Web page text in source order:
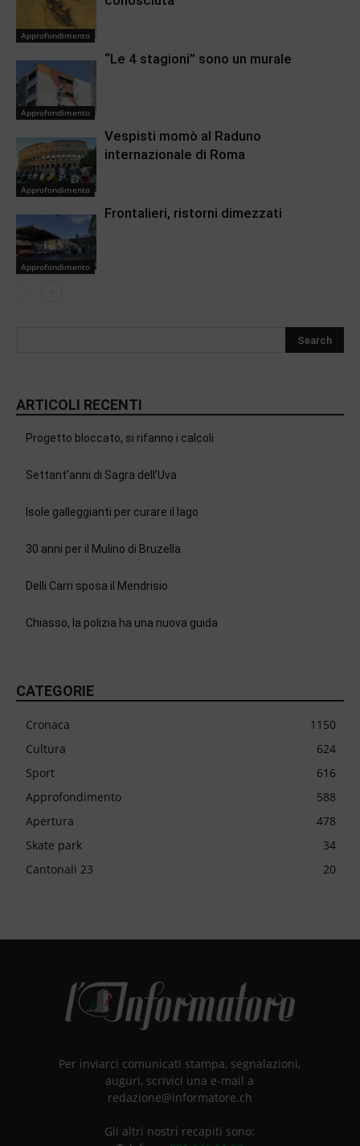
Approfondimento
Approfondimento
“Le 4 stagioni” sono un murale
Approfondimento
Vespisti momò al Raduno
internazionale di Roma
Approfondimento
Frontalieri, ristorni dimezzati
ARTICOLI RECENTI
Progetto bloccato, si rifanno i calcoli
Settant’anni di Sagra dell’Uva
Isole galleggianti per curare il lago
30 anni per il Mulino di Bruzella
Delli Carri sposa il Mendrisio
Chiasso, la polizia ha una nuova guida
CATEGORIE
Cronaca
1150
Cultura
624
Sport
616
Approfondimento
588
Apertura
478
Skate park
34
Cantonali 23
20
Per inviarci comunicati stampa, segnalazioni,
auguri, scrivici una e-mail a
redazione@informatore.ch
Gli altri nostri recapiti sono: